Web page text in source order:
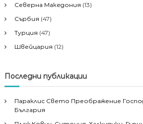
Северна Македония (13)
Сърбия (47)
Турция (47)
Швейцария (12)
Последни публикации
Параклис Свето Преображение
България